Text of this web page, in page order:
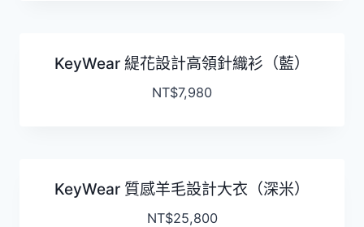
KeyWear 緹花設計高領針織衫（藍）
NT$7,980
KeyWear 質感羊毛設計大衣（深米）
NT$25,800